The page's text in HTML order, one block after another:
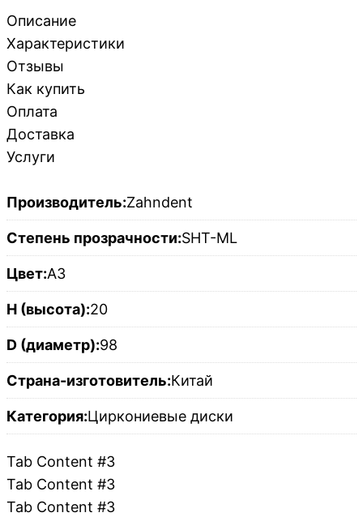
Описание
Характеристики
Отзывы
Как купить
Оплата
Доставка
Услуги
Производитель:Zahndent
Степень прозрачности:SHT-ML
Цвет:A3
H (высота):20
D (диаметр):98
Страна-изготовитель:Китай
Категория:Циркониевые диски
Tab Content #3
Tab Content #3
Tab Content #3